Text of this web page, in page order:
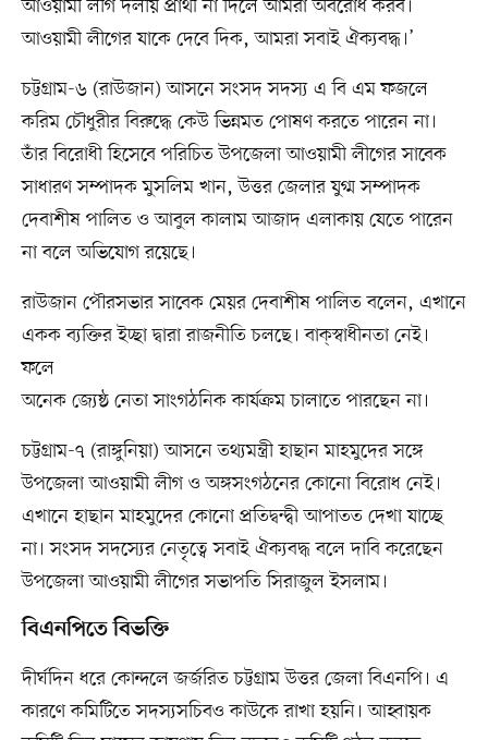
আওয়ামী লীগ দলীয় প্রার্থী না দিলে আমরা অবরোধ করব।
আওয়ামী লীগের যাকে দেবে দিক, আমরা সবাই ঐক্যবদ্ধ।’
চট্টগ্রাম-৬ (রাউজান) আসনে সংসদ সদস্য এ বি এম ফজলে
করিম চৌধুরীর বিরুদ্ধে কেউ ভিন্নমত পোষণ করতে পারেন না।
তাঁর বিরোধী হিসেবে পরিচিত উপজেলা আওয়ামী লীগের সাবেক
সাধারণ সম্পাদক মুসলিম খান, উত্তর জেলার যুগ্ম সম্পাদক
দেবাশীষ পালিত ও আবুল কালাম আজাদ এলাকায় যেতে পারেন
না বলে অভিযোগ রয়েছে।
রাউজান পৌরসভার সাবেক মেয়র দেবাশীষ পালিত বলেন, এখানে
একক ব্যক্তির ইচ্ছা দ্বারা রাজনীতি চলছে। বাক্‌স্বাধীনতা নেই।
ফলে
অনেক জ্যেষ্ঠ নেতা সাংগঠনিক কার্যক্রম চালাতে পারছেন না।
চট্টগ্রাম-৭ (রাঙ্গুনিয়া) আসনে তথ্যমন্ত্রী হাছান মাহমুদের সঙ্গে
উপজেলা আওয়ামী লীগ ও অঙ্গসংগঠনের কোনো বিরোধ নেই।
এখানে হাছান মাহমুদের কোনো প্রতিদ্বন্দ্বী আপাতত দেখা যাচ্ছে
না। সংসদ সদস্যের নেতৃত্বে সবাই ঐক্যবদ্ধ বলে দাবি করেছেন
উপজেলা আওয়ামী লীগের সভাপতি সিরাজুল ইসলাম।
বিএনপিতে বিভক্তি
দীর্ঘদিন ধরে কোন্দলে জর্জরিত চট্টগ্রাম উত্তর জেলা বিএনপি। এ
কারণে কমিটিতে সদস্যসচিবও কাউকে রাখা হয়নি। আহ্বায়ক